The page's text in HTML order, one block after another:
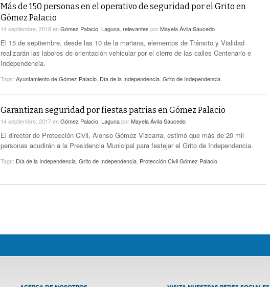
Más de 150 personas en el operativo de seguridad por el Grito en
Gómez Palacio
14 septiembre, 2018enGómez Palacio Laguna relevantes porMayela Ávila Saucedo
El 15 de septiembre, desde las 10 de la mañana, elementos de Tránsito y Vialidad
realizarán las labores de orientación vehicular por el cierre de las calles Centenario e
Independencia.
Tags: Ayuntamiento de Gómez Palacio Día de la Independencia Grito de Independencia
Garantizan seguridad por fiestas patrias en Gómez Palacio
14 septiembre, 2017enGómez Palacio LagunaporMayela Ávila Saucedo
El director de Protección Civil, Alonso Gómez Vizcarra, estimó que más de 20 mil
personas acudirán a la Presidencia Municipal para festejar el Grito de Independencia.
Tags: Día de la Independencia Grito de Independencia Protección Civil Gómez Palacio